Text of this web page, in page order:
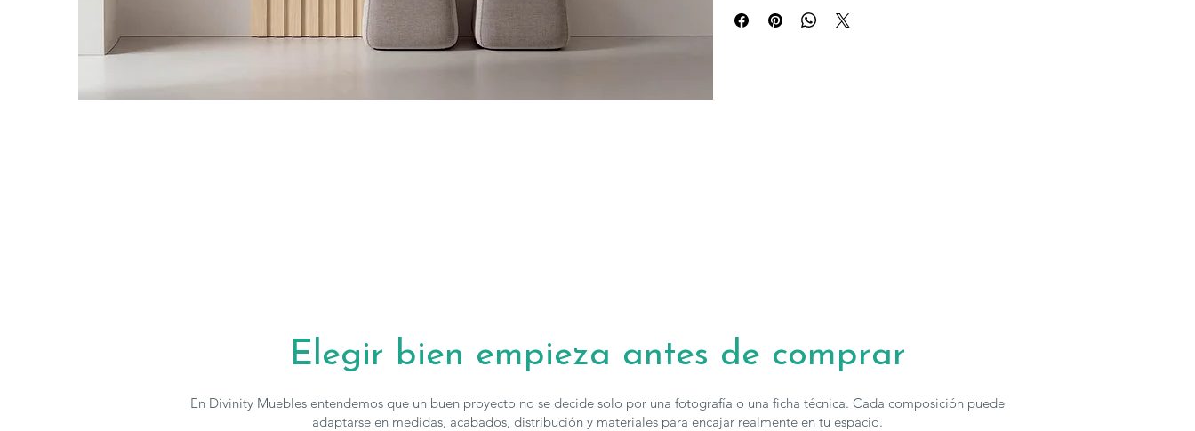
necesidades.
Los diferentes acabados varían el precio.
Elegir bien empieza antes de comprar
En Divinity Muebles entendemos que un buen proyecto no se decide solo por una fotografía o una ficha técnica. Cada composición puede
adaptarse en medidas, acabados, distribución y materiales para encajar realmente en tu espacio.